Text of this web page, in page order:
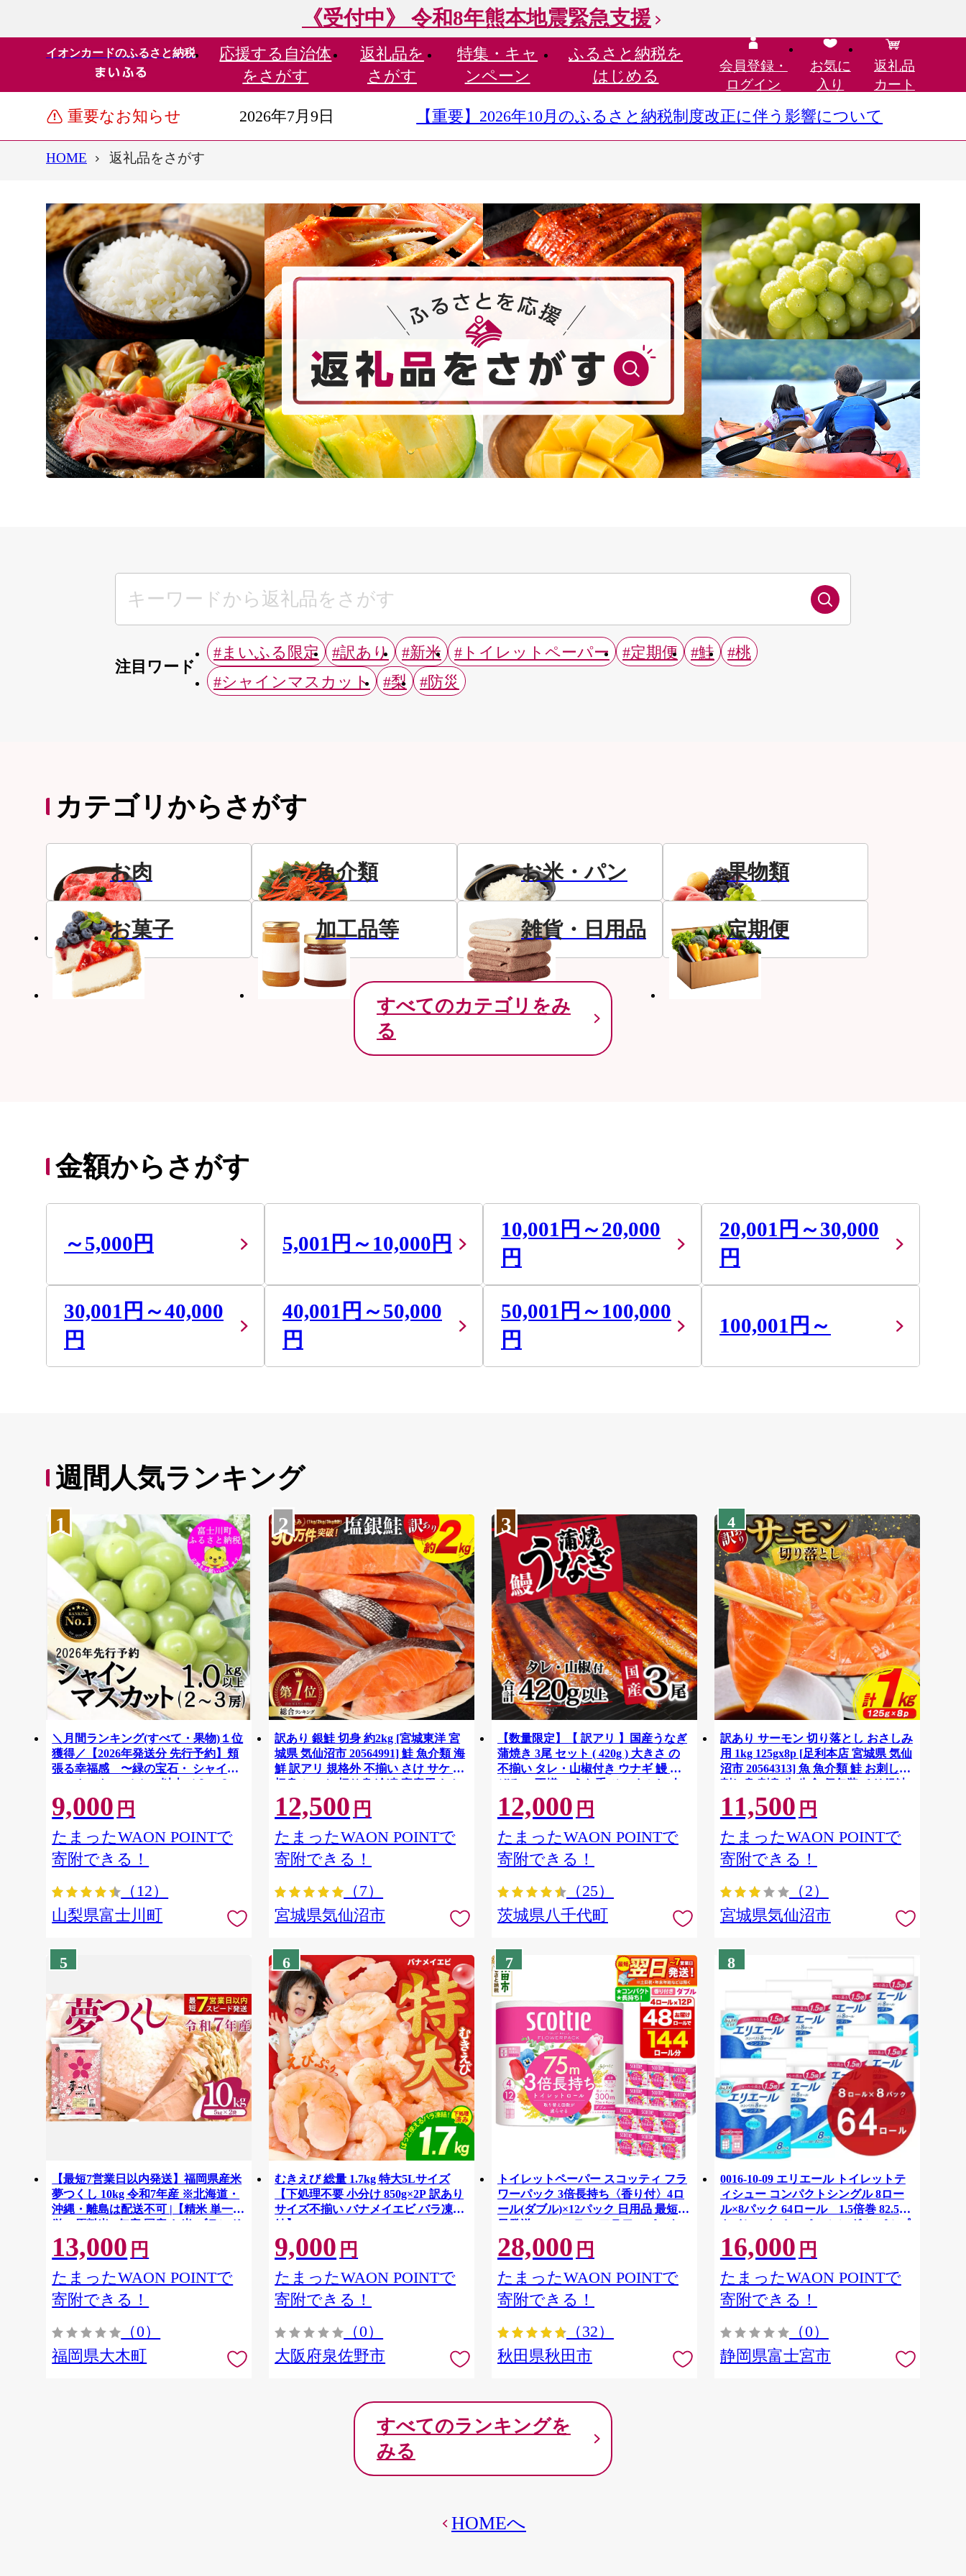
《受付中》 令和8年熊本地震緊急支援
イオンカードのふるさと納税 応援する 自治体
をさがす
返礼品を
さがす
特集・ キャ
ンペーン
ふるさと納税を
はじめる
会員登録・
ログイン
お気に
入り
返礼品
カート
重要なお知らせ 2026年7月9日 【重要】2026年10月のふるさと納税制度改正に伴う影響について
HOME 返礼品をさがす
注目ワード
#まいふる限定 #訳あり #新米 #トイレットペーパー #定期便 #鮭
#桃
#シャインマスカット
#梨 #防災
カテゴリからさがす
お肉 魚介類 お米・パン 果物類
お菓子 加工品等 雑貨・日用品 定期便
すべてのカテゴリをみ
る
金額からさがす
～5,000円 5,001円～10,000円
10,001円～20,000
円
20,001円～30,000
円
30,001円～40,000
円
40,001円～50,000
円
50,001円～100,000
円
100,001円～
週間人気ランキング
1
＼月間ランキング(すべて・果物)１位
獲得／【2026年発送分 先行予約】頬
張る幸福感 〜緑の宝石・ シャイン
マスカット 〜 １ｋｇ以上（２〜３
房） フルーツ 山梨県産 果物 くだも
の シャイン マスカット ぶどう ブド
ウ 葡萄 大粒 種なし 先行予約 富士川
町 10000円 一万円 9000円 九千円
9,000 円
たまったWAON POINTで
寄附できる！
（12）
山梨県富士川町
2
訳あり 銀鮭 切身 約2kg [宮城東洋 宮
城県 気仙沼市 20564991] 鮭 魚介類 海
鮮 訳アリ 規格外 不揃い さけ サケ 鮭
切身 シャケ 切り身 冷凍 家庭用 おか
ず 弁当 支援 サーモン 銀鮭切り身 魚
わけあり
12,500 円
たまったWAON POINTで
寄附できる！
（7）
宮城県気仙沼市
3
【数量限定】【 訳アリ 】国産うなぎ
蒲焼き 3尾 セット ( 420g ) 大きさ の
不揃い タレ・山椒付き ウナギ 鰻 ふ
ぞろい 不揃い うな重 ひつまぶし 人
気 茨城 八千代町 ふるさと納税 冷凍
[SF951ya]
12,000 円
たまったWAON POINTで
寄附できる！
（25）
茨城県八千代町
4
訳あり サーモン 切り落とし おさしみ
用 1kg 125gx8p [足利本店 宮城県 気仙
沼市 20564313] 魚 魚介類 鮭 お刺し身
刺し身 刺身 生 生食 個包装 チリ銀鮭
銀鮭 海鮮 海鮮丼 魚介
11,500 円
たまったWAON POINTで
寄附できる！
（2）
宮城県気仙沼市
5
【最短7営業日以内発送】福岡県産米
夢つくし 10kg 令和7年産 ※北海道・
沖縄・離島は配送不可 |【精米 単一米
単一原料米 7年産 国産 お米 ブランド
米 5kg × 2 ゆめつくし】CY009_01
13,000 円
たまったWAON POINTで
寄附できる！
（0）
福岡県大木町
6
むきえび 総量 1.7kg 特大5Lサイズ
【下処理不要 小分け 850g×2P 訳あり
サイズ不揃い バナメイエビ バラ凍
結】 G4142
9,000 円
たまったWAON POINTで
寄附できる！
（0）
大阪府泉佐野市
7
トイレットペーパー スコッティ フラ
ワーパック 3倍長持ち〈香り付〉4ロ
ール(ダブル)×12パック 日用品 最短翌
日発送 [スコッティ フラワーパック
トイレットペーパー 日本製紙クレシ
ア] 秋田県秋田市
28,000 円
たまったWAON POINTで
寄附できる！
（32）
秋田県秋田市
8
0016-10-09 エリエール トイレットテ
ィシュー コンパクトシングル 8ロー
ル×8パック 64ロール 1.5倍巻 82.5m
トイレットペーパー シングル パルプ
100％ 香りつき 日用品 消耗品 備蓄
16,000 円
たまったWAON POINTで
寄附できる！
（0）
静岡県富士宮市
すべてのランキングを
みる
HOMEへ